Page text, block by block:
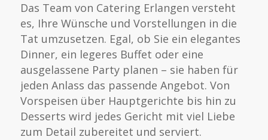
Das Team von Catering Erlangen versteht
es, Ihre Wünsche und Vorstellungen in die
Tat umzusetzen. Egal, ob Sie ein elegantes
Dinner, ein legeres Buffet oder eine
ausgelassene Party planen – sie haben für
jeden Anlass das passende Angebot. Von
Vorspeisen über Hauptgerichte bis hin zu
Desserts wird jedes Gericht mit viel Liebe
zum Detail zubereitet und serviert.